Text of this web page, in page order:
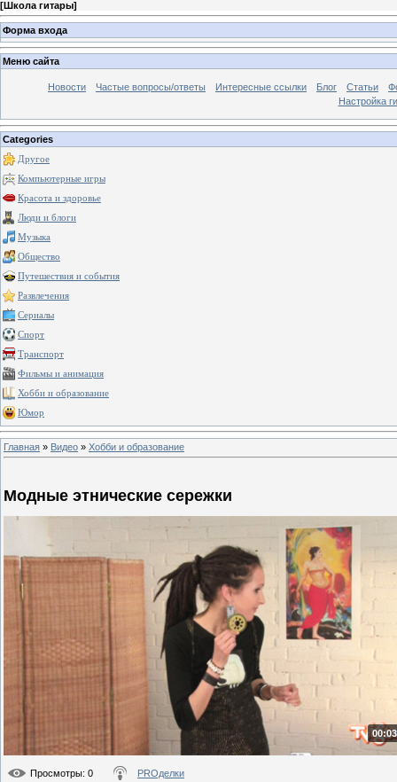
[Школа гитары]
Форма входа
Меню сайта
Новости Частые вопросы/ответы Интересные ссылки Блог Статьи
Настройка
Categories
Другое
Компьютерные игры
Красота и здоровье
Люди и блоги
Музыка
Общество
Путешествия и события
Развлечения
Сериалы
Спорт
Транспорт
Фильмы и анимация
Хобби и образование
Юмор
Главная » Видео » Хобби и образование
Модные этнические сережки
Просмотры: 0 PROделки